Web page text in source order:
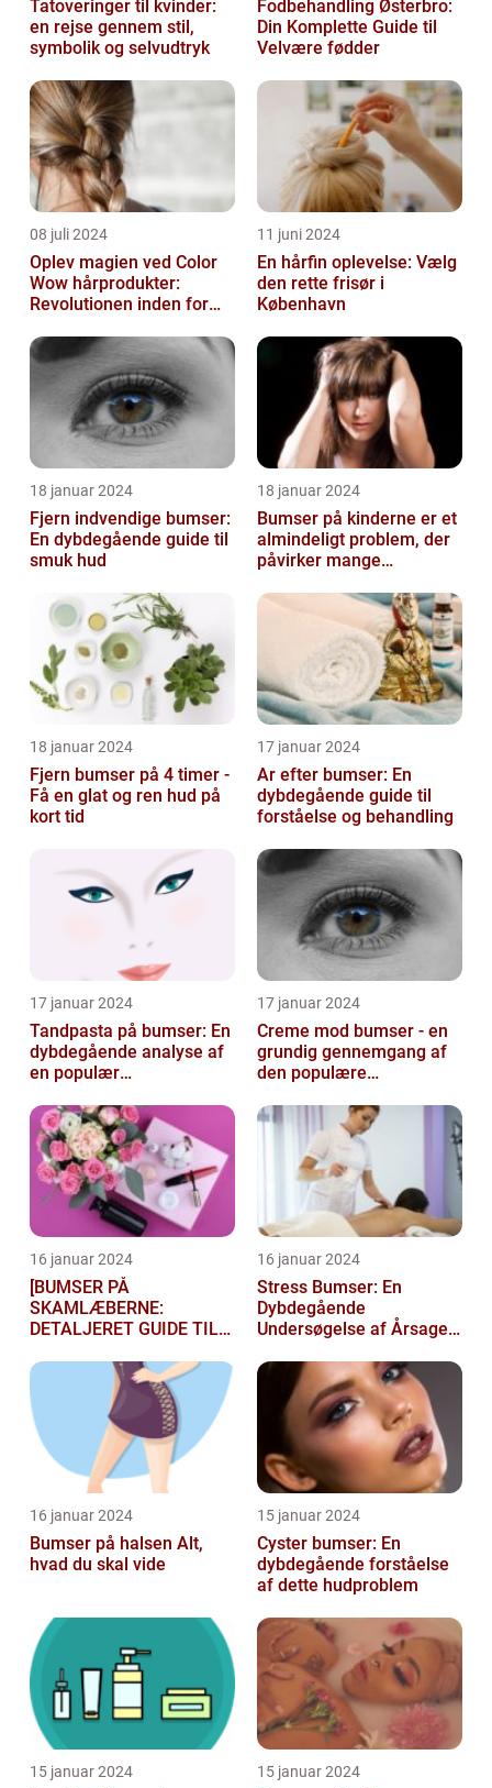
Tatoveringer til kvinder:
en rejse gennem stil,
symbolik og selvudtryk
Fodbehandling Østerbro:
Din Komplette Guide til
Velvære fødder
08 juli 2024
Oplev magien ved Color
Wow hårprodukter:
Revolutionen inden for
11 juni 2024
En hårfin oplevelse: Vælg
den rette frisør i
København
18 januar 2024
Fjern indvendige bumser:
En dybdegående guide til
smuk hud
18 januar 2024
Bumser på kinderne er et
almindeligt problem, der
påvirker mange
aldre og ba...
18 januar 2024
Fjern bumser på 4 timer -
Få en glat og ren hud på
kort tid
17 januar 2024
Ar efter bumser: En
dybdegående guide til
forståelse og behandling
17 januar 2024
Tandpasta på bumser: En
dybdegående analyse af
en populær
17 januar 2024
Creme mod bumser - en
grundig gennemgang af
den populære
16 januar 2024
[BUMSER PÅ
SKAMLÆBERNE:
DETALJERET GUIDE TIL
BEHANDLING]
16 januar 2024
Stress Bumser: En
Dybdegående
Undersøgelse af Årsager,
Forebyggelse
16 januar 2024
Bumser på halsen Alt,
hvad du skal vide
15 januar 2024
Cyster bumser: En
dybdegående forståelse
af dette hudproblem
15 januar 2024 15 januar 2024